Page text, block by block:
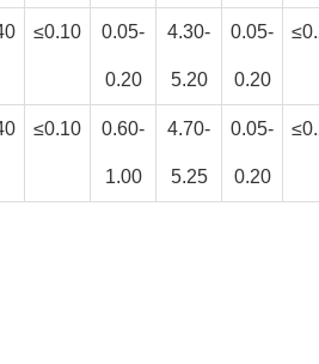
≤0.10 0.05-
0.20
4.30-
5.20
0.05-
0.20
≤0.10 0.60-
1.00
4.70-
5.25
0.05-
0.20